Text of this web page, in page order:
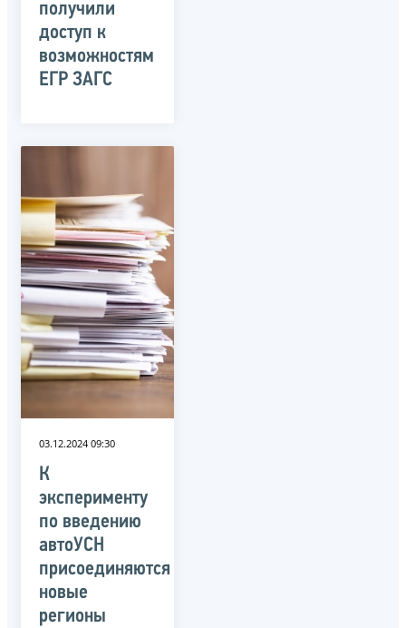
получили
доступ к
возможностям
ЕГР ЗАГС
03.12.2024 09:30
К
эксперименту
по введению
автоУСН
присоединяются
новые
регионы